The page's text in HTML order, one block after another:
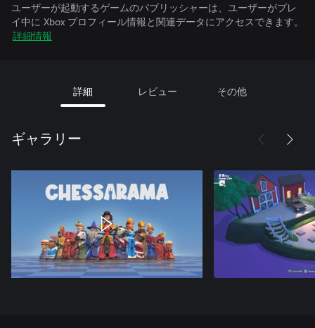
ユーザーが起動するゲームのパブリッシャーは、ユーザーがプレ
イ中に Xbox プロフィール情報と関連データにアクセスできます。
詳細情報
詳細 レビュー その他
ギャラリー